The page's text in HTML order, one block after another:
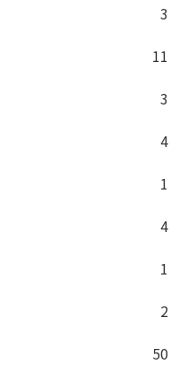
3
11
3
4
1
4
1
2
50